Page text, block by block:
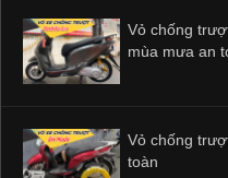
Vỏ chống
mùa mưa an
Vỏ chống
toàn